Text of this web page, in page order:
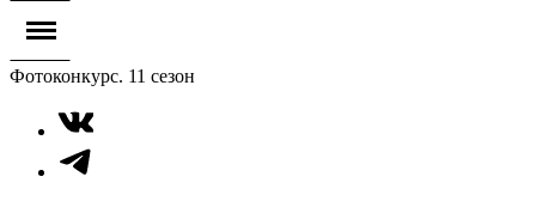
Фотоконкурс. 11 сезон